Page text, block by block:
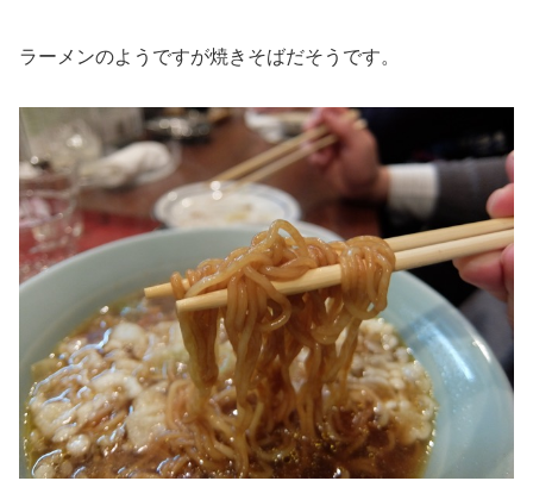
ラーメンのようですが焼きそばだそうです。